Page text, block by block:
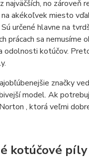
najväčších, no zároveň
akékoľvek miesto
Sú určené hlavne na
prácach sa nemusíme
odolnosti kotúčov.
značky
model. Ak
, ktorá veľmi
kotúčové píly